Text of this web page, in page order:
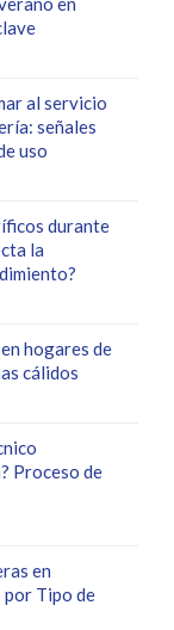
al servicio
señales
uso
durante
la
hogares de
cálidos
Proceso de
en
por Tipo de